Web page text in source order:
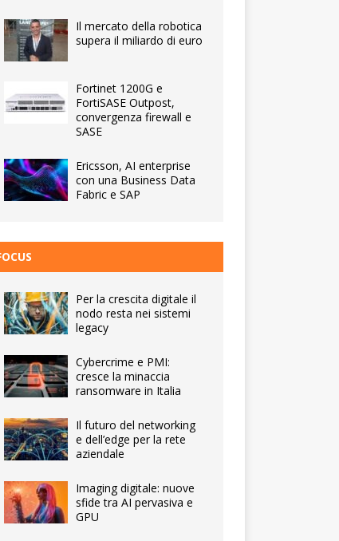
Il mercato della robotica
supera il miliardo di euro
Fortinet 1200G e
FortiSASE Outpost,
convergenza firewall e
SASE
Ericsson, AI enterprise
con una Business Data
Fabric e SAP
Per la crescita digitale il
nodo resta nei sistemi
legacy
Cybercrime e PMI:
cresce la minaccia
ransomware in Italia
Il futuro del networking
e dell’edge per la rete
aziendale
Imaging digitale: nuove
sfide tra AI pervasiva e
GPU